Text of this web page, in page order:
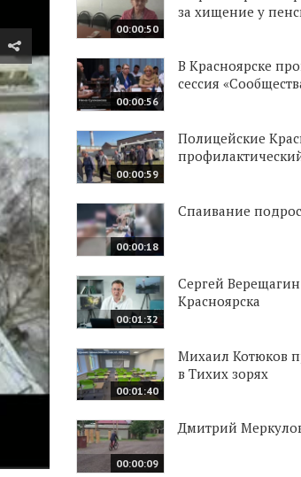
00:00:50
за хищение у
00:00:56
В Красноярске
сессия
00:00:59
Полицейские
00:00:18
Спаивание
00:01:32
Сергей Верещагин
Красноярска
00:01:40
Михаил Котюков
в Тихих зорях
00:00:09
Дмитрий